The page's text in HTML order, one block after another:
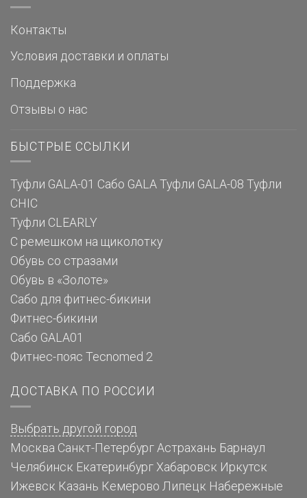
Контакты
Условия доставки и оплаты
Поддержка
Отзывы о нас
БЫСТРЫЕ ССЫЛКИ
Туфли GALA-01 Сабо GALA Туфли GALA-08 Туфли
CHIC
Туфли CLEARLY
С ремешком на щиколотку
Обувь со стразами
Обувь в «Золоте»
Сабо для фитнес-бикини
Фитнес-бикини
Сабо GALA01
Фитнес-пояс Tecnomed 2
ДОСТАВКА ПО РОССИИ
Выбрать другой город
Москва Санкт-Петербург Астрахань Барнаул
Челябинск Екатеринбург Хабаровск Иркутск
Ижевск Казань Кемерово Липецк Набережные